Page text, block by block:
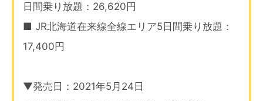
日間乗り放題：26,620円
■ JR北海道在来線全線エリア5日間乗り放題：
17,400円
▼発売日：2021年5月24日